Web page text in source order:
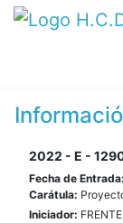
2022 - E -
Fecha de Entrada:
Carátula:
Iniciador: